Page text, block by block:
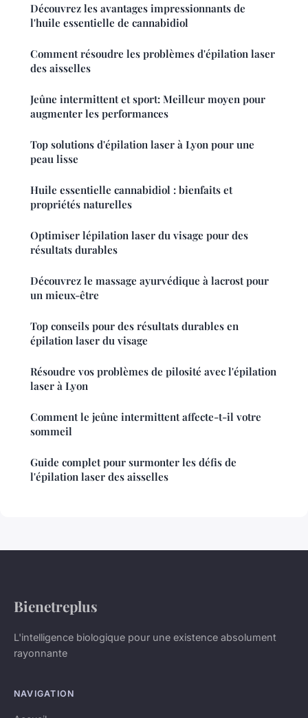
Découvrez les avantages impressionnants de
l'huile essentielle de cannabidiol
Comment résoudre les problèmes d'épilation laser
des aisselles
Jeûne intermittent et sport: Meilleur moyen pour
augmenter les performances
Top solutions d'épilation laser à Lyon pour une
peau lisse
Huile essentielle cannabidiol : bienfaits et
propriétés naturelles
Optimiser lépilation laser du visage pour des
résultats durables
Découvrez le massage ayurvédique à lacrost pour
un mieux-être
Top conseils pour des résultats durables en
épilation laser du visage
Résoudre vos problèmes de pilosité avec l'épilation
laser à Lyon
Comment le jeûne intermittent affecte-t-il votre
sommeil
Guide complet pour surmonter les défis de
l'épilation laser des aisselles
Bienetreplus
L'intelligence biologique pour une existence absolument
rayonnante
NAVIGATION